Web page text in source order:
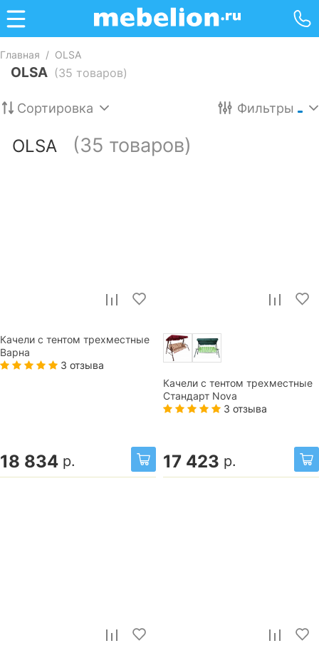
Главная / OLSA
OLSA (35 товаров)
Сортировка Фильтры
OLSA (35 товаров)
Качели с тентом трехместные
Варна
3 отзыва
18 834 р.
Качели с тентом трехместные
Стандарт Nova
3 отзыва
17 423 р.